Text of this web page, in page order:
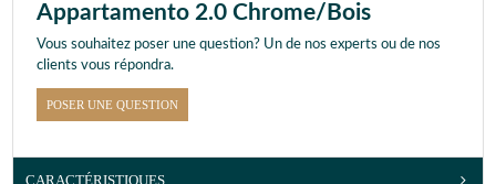
Appartamento 2.0 Chrome/Bois
Vous souhaitez poser une question? Un de nos experts ou de nos
clients vous répondra.
POSER UNE QUESTION
CARACTÉRISTIQUES